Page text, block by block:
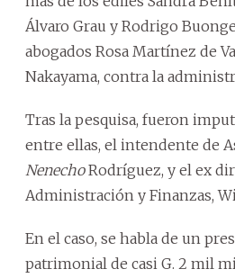
Álvaro Grau y Rodrigo
abogados Rosa Martínez de
Nakayama, contra la
Tras la pesquisa, fueron
entre ellas, el intendente de
NenechoRodríguez, y el ex
Administración y Finanzas,
En el caso, se habla de un
patrimonial de casi G. 2 mil